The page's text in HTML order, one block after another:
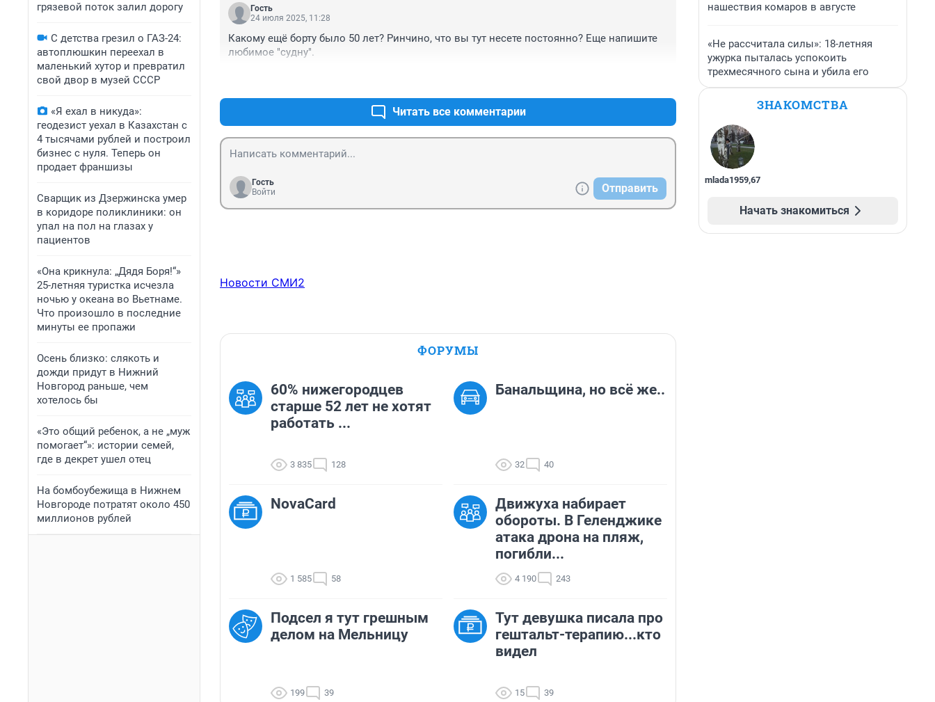
грязевой поток залил дорогу
С детства грезил о ГАЗ-24:
автоплюшкин переехал в
маленький хутор и превратил
свой двор в музей СССР
«Я ехал в никуда»:
геодезист уехал в Казахстан с
4 тысячами рублей и построил
бизнес с нуля. Теперь он
продает франшизы
Сварщик из Дзержинска умер
в коридоре поликлиники: он
упал на пол на глазах у
пациентов
«Она крикнула: „Дядя Боря!“»
25-летняя туристка исчезла
ночью у океана во Вьетнаме.
Что произошло в последние
минуты ее пропажи
Осень близко: слякоть и
дожди придут в Нижний
Новгород раньше, чем
хотелось бы
«Это общий ребенок, а не „муж
помогает“»: истории семей,
где в декрет ушел отец
На бомбоубежища в Нижнем
Новгороде потратят около 450
миллионов рублей
Гость
24 июля 2025, 11:28
Какому ещё борту было 50 лет? Ринчино, что вы тут несете постоянно? Еще напишите
любимое "судну".
Читать все комментарии
Гость
Войти
Отправить
Новости СМИ2
ФОРУМЫ
60% нижегородцев
старше 52 лет не хотят
работать ...
3 835 128
Банальщина, но всё же..
32 40
NovaCard
1 585 58
Движуха набирает
обороты. В Геленджике
атака дрона на пляж,
погибли...
4 190 243
Подсел я тут грешным
делом на Мельницу
199 39
Тут девушка писала про
гештальт-терапию...кто
видел
15 39
нашествия комаров в августе
«Не рассчитала силы»: 18-летняя
ужурка пыталась успокоить
трехмесячного сына и убила его
ЗНАКОМСТВА
mlada1959,67
Начать знакомиться